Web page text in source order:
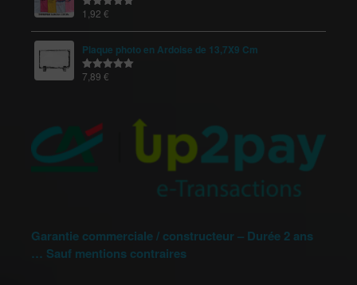
Note5.00
1,92 €
Plaque photo en Ardoise de 13,7X9 Cm
Note5.00
7,89 €
Garantie commerciale / constructeur – Durée 2 ans
… Sauf mentions contraires